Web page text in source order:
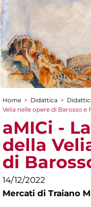
Tu sei qui
Home > Didattica >
Velia nelle opere di Barosso e
aMICi -
della
di
14/12/2022
Mercati di Traiano